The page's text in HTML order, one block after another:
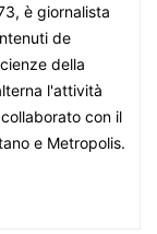
è giornalista
de
della
l'attività
con il
e Metropolis.